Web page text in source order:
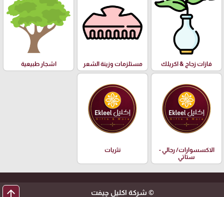
فازات زجاج & اكريلك مستلزمات وزينة الشعر اشجار طبيعية
الاكسسوارات/ رجالي -
ستاتي
نثريات
© شركة اكليل چيفت arrow_upward